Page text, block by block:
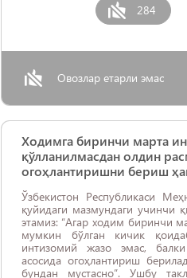
284
Овозлар етарли эмас
Ходимга биринчи марта
қўлланилмасдан олдин
огоҳлантиришни бериш
Ўзбекистон Республикаси
қуйидаги мазмундаги учинчи
этамиз: “Агар ходим биринчи марта интизомий жазо қўллаш
мумкин бўлган кичик
интизомий жазо эмас,
асосида огоҳлантириш
бундан мустасно”. Ушбу